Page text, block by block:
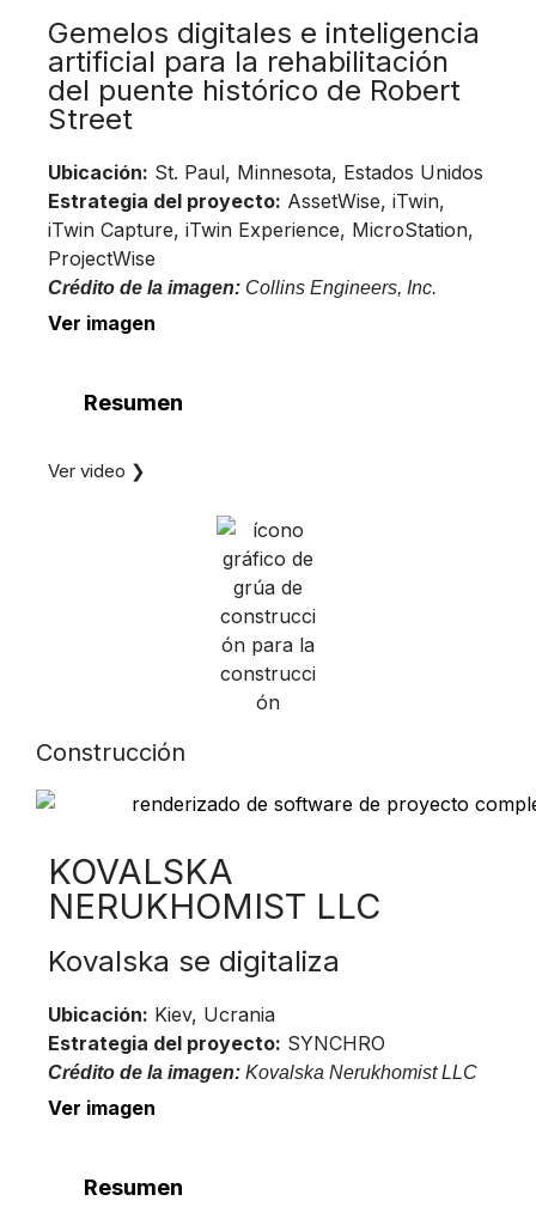
Gemelos digitales e inteligencia
artificial para la rehabilitación
del puente histórico de Robert
Street
Ubicación: St. Paul, Minnesota, Estados Unidos
Estrategia del proyecto: AssetWise, iTwin,
iTwin Capture, iTwin Experience, MicroStation,
ProjectWise
Crédito de la imagen: Collins Engineers, Inc.
Ver imagen
Resumen
Ver video ❯
Construcción
KOVALSKA
NERUKHOMIST LLC
Kovalska se digitaliza
Ubicación: Kiev, Ucrania
Estrategia del proyecto: SYNCHRO
Crédito de la imagen: Kovalska Nerukhomist LLC
Ver imagen
Resumen